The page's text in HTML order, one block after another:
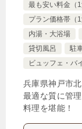
最も安い料金（
プラン価格帯（
内湯・大浴場
貸切風呂
駐
ビュッフェ・バ
兵庫県神戸市
最適な質に管
料理を堪能！